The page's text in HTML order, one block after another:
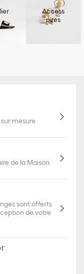
Access
oires
mesure
de la Maison
sont offerts
de votre